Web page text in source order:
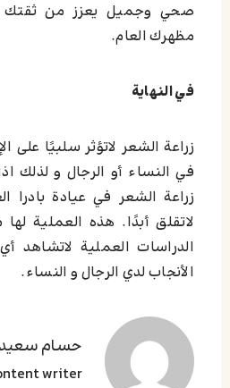
صحي وجميل يعزز من
مظهرك العام.
في النهاية
زراعة الشعر لاتؤثر سلبيًا على
في النساء أو الرجال و لذلك
زراعة الشعر في عيادة بادرا
لاتقلق أبدًا. هذه العملية
الدراسات العملية لاتشاهد
الأنجاب لدي الرجال و النساء.
حسام سعید
writer